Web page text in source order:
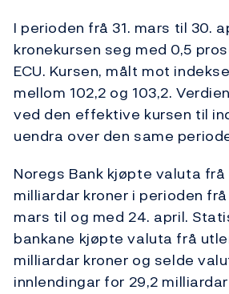
I perioden frå 31. mars til 30.
kronekursen seg med 0,5
ECU. Kursen, målt mot
mellom 102,2 og 103,2.
ved den effektive kursen til
uendra over den same
Noregs Bank kjøpte valuta
milliardar kroner i perioden
mars til og med 24. april.
bankane kjøpte valuta frå
milliardar kroner og selde
innlendingar for 29,2